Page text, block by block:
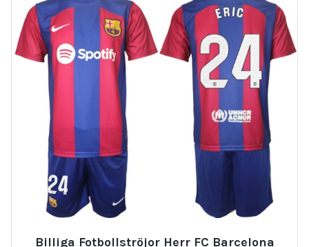
Billiga Fotbollströjor Herr FC Barcelona